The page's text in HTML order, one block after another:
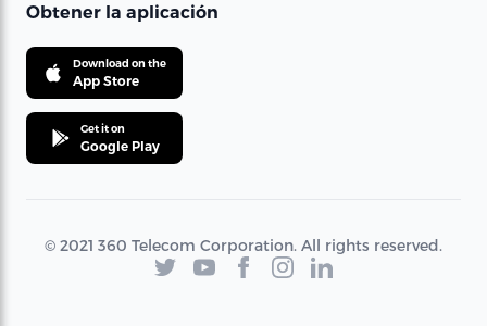
Obtener la aplicación
Download on the
App Store
Get it on
Google Play
© 2021 360 Telecom Corporation. All rights reserved.